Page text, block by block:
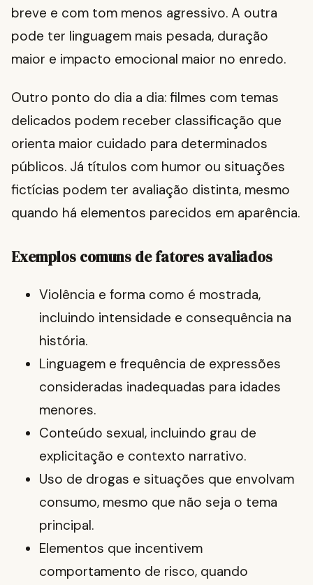
breve e com tom menos agressivo. A outra
pode ter linguagem mais pesada, duração
maior e impacto emocional maior no enredo.
Outro ponto do dia a dia: filmes com temas
delicados podem receber classificação que
orienta maior cuidado para determinados
públicos. Já títulos com humor ou situações
fictícias podem ter avaliação distinta, mesmo
quando há elementos parecidos em aparência.
Exemplos comuns de fatores avaliados
Violência e forma como é mostrada,
incluindo intensidade e consequência na
história.
Linguagem e frequência de expressões
consideradas inadequadas para idades
menores.
Conteúdo sexual, incluindo grau de
explicitação e contexto narrativo.
Uso de drogas e situações que envolvam
consumo, mesmo que não seja o tema
principal.
Elementos que incentivem
comportamento de risco, quando